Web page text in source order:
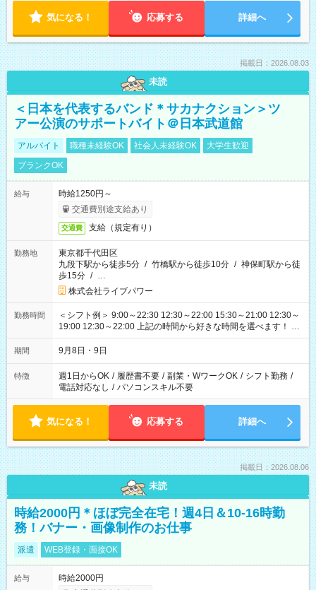
気になる！ 応募する 詳細へ
掲載日：2026.08.03
未読
＜日本を代表するバンド＊サカナクション＞ツ
アー公演のサポートバイト＠日本武道館
アルバイト 職種未経験OK 社会人未経験OK
大学生歓迎
ブランクOK
給与
時給1250円～
交通費別途支給あり
交通費 支給（規定有り）
勤務地
東京都千代田区
九段下駅から徒歩5分 / 竹橋駅から徒歩10分 / 神保町駅から徒
歩15分 / …
株式会社ライブパワー
勤務時間
＜シフト例＞ 9:00～22:30 12:30～22:00 15:30～21:00 12:30～
19:00 12:30～22:00 上記の時間から好きな時間を選べます！ ※
時間は変更となる可能性があります
期間 9月8日・9日
特徴 週1日からOK / 履歴書不要 / 副業・WワークOK / シフト勤務 /
電話対応なし / パソコンスキル不要
気になる！ 応募する 詳細へ
掲載日：2026.08.06
未読
時給2000円＊ほぼ完全在宅！週4日＆10-16時勤
務！バナー・画像制作のお仕事
派遣 WEB登録・面接OK
給与
時給2000円